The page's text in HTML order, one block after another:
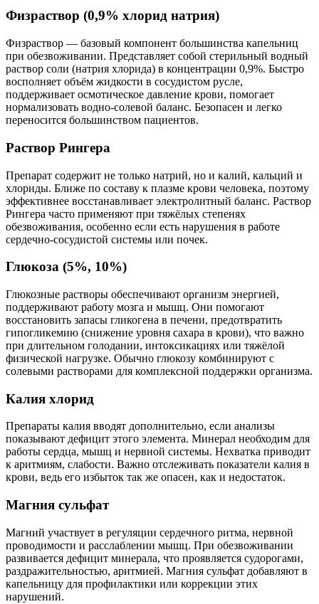
Физраствор (0,9% хлорид натрия)
Физраствор — базовый компонент большинства капельниц
при обезвоживании. Представляет собой стерильный водный
раствор соли (натрия хлорида) в концентрации 0,9%. Быстро
восполняет объём жидкости в сосудистом русле,
поддерживает осмотическое давление крови, помогает
нормализовать водно-солевой баланс. Безопасен и легко
переносится большинством пациентов.
Раствор Рингера
Препарат содержит не только натрий, но и калий, кальций и
хлориды. Ближе по составу к плазме крови человека, поэтому
эффективнее восстанавливает электролитный баланс. Раствор
Рингера часто применяют при тяжёлых степенях
обезвоживания, особенно если есть нарушения в работе
сердечно-сосудистой системы или почек.
Глюкоза (5%, 10%)
Глюкозные растворы обеспечивают организм энергией,
поддерживают работу мозга и мышц. Они помогают
восстановить запасы гликогена в печени, предотвратить
гипогликемию (снижение уровня сахара в крови), что важно
при длительном голодании, интоксикациях или тяжёлой
физической нагрузке. Обычно глюкозу комбинируют с
солевыми растворами для комплексной поддержки организма.
Калия хлорид
Препараты калия вводят дополнительно, если анализы
показывают дефицит этого элемента. Минерал необходим для
работы сердца, мышц и нервной системы. Нехватка приводит
к аритмиям, слабости. Важно отслеживать показатели калия в
крови, ведь его избыток так же опасен, как и недостаток.
Магния сульфат
Магний участвует в регуляции сердечного ритма, нервной
проводимости и расслаблении мышц. При обезвоживании
развивается дефицит минерала, что проявляется судорогами,
раздражительностью, аритмией. Магния сульфат добавляют в
капельницу для профилактики или коррекции этих
нарушений.